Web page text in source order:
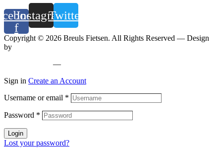
f
Instagram
Twitter
Copyright © 2026 Breuls Fietsen. All Rights Reserved — Design
by
—
Sign in Create an Account
Username or email *
Password *
Login
Lost your password?